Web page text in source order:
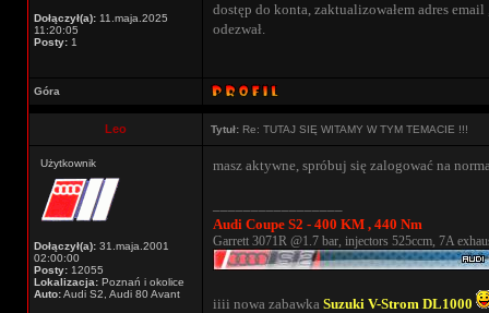
Dołączył(a): 11.maja.2025
11:20:05
Posty: 1
dostęp do konta, zaktualizowałem adres
odezwał.
Góra
Leo Tytuł: Re: TUTAJ SIĘ WITAMY W TYM TEMACIE !!!
Użytkownik
Dołączył(a): 31.maja.2001
02:00:00
Posty: 12055
Lokalizacja: Poznań i okolice
Auto:Audi S2, Audi 80 Avant
masz aktywne, spróbuj się zalogować na
Audi Coupe S2 - 400 KM , 440 Nm
Garrett 3071R @1.7 bar, injectors 525ccm, 7A
iiii nowa zabawka Suzuki V-Strom DL1000